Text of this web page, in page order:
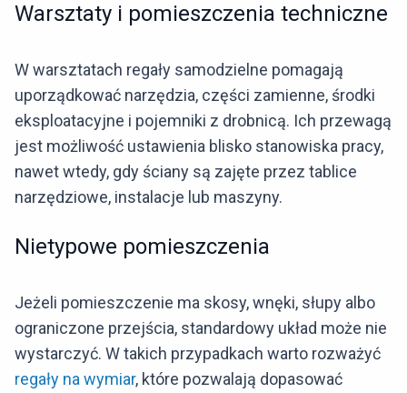
Warsztaty i pomieszczenia techniczne
W warsztatach regały samodzielne pomagają
uporządkować narzędzia, części zamienne, środki
eksploatacyjne i pojemniki z drobnicą. Ich przewagą
jest możliwość ustawienia blisko stanowiska pracy,
nawet wtedy, gdy ściany są zajęte przez tablice
narzędziowe, instalacje lub maszyny.
Nietypowe pomieszczenia
Jeżeli pomieszczenie ma skosy, wnęki, słupy albo
ograniczone przejścia, standardowy układ może nie
wystarczyć. W takich przypadkach warto rozważyć
regały na wymiar, które pozwalają dopasować